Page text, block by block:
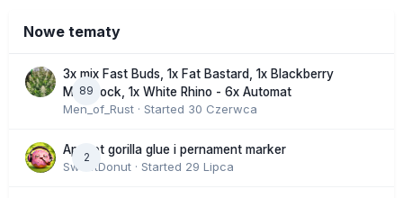
Nowe tematy
89
3x mix Fast Buds, 1x Fat Bastard, 1x Blackberry
Moonrock, 1x White Rhino - 6x Automat
Men_of_Rust · Started 30 Czerwca
2
Apricot gorilla glue i pernament marker
SweetDonut · Started 29 Lipca